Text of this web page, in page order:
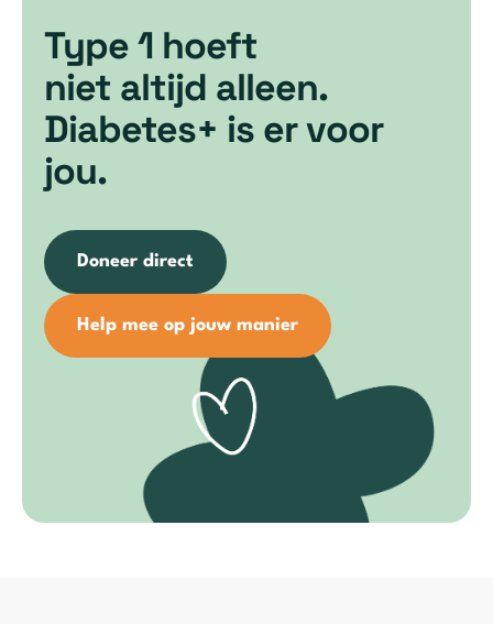
Type 1 hoeft
niet altijd alleen.
Diabetes+ is er voor
jou.
Doneer direct
Help mee op jouw manier